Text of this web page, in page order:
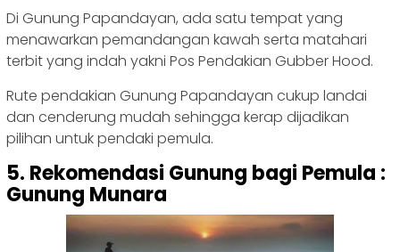
Di Gunung Papandayan, ada satu tempat yang
menawarkan pemandangan kawah serta matahari
terbit yang indah yakni Pos Pendakian Gubber Hood.
Rute pendakian Gunung Papandayan cukup landai
dan cenderung mudah sehingga kerap dijadikan
pilihan untuk pendaki pemula.
5. Rekomendasi Gunung bagi Pemula :
Gunung Munara